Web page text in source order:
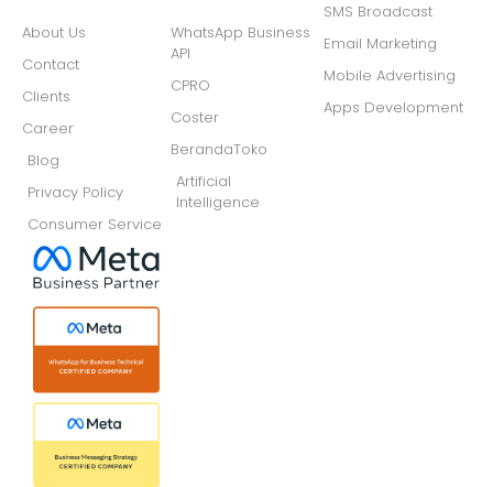
About Us
Contact
Clients
Career
Blog
Privacy Policy
Consumer Service
WhatsApp Business
API
CPRO
Coster
BerandaToko
Artificial
Intelligence
SMS Broadcast
Email Marketing
Mobile Advertising
Apps Development